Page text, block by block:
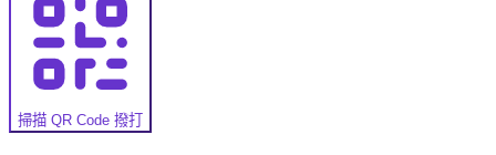
掃描 QR Code 撥打